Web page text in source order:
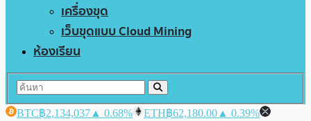
เครื่องขุด
เว็บขุดแบบ Cloud Mining
ห้องเรียน
BTC฿2,134,037 ▲ 0.68% ETH฿62,180.00 ▲ 0.39%